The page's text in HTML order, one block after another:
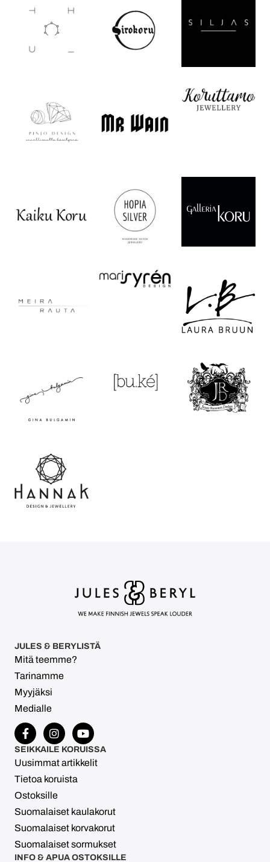
JULES & BERYLISTÄ
Mitä teemme?
Tarinamme
Myyjäksi
Medialle
SEIKKAILE KORUISSA
Uusimmat artikkelit
Tietoa koruista
Ostoksille
Suomalaiset kaulakorut
Suomalaiset korvakorut
Suomalaiset sormukset
INFO & APUA OSTOKSILLE